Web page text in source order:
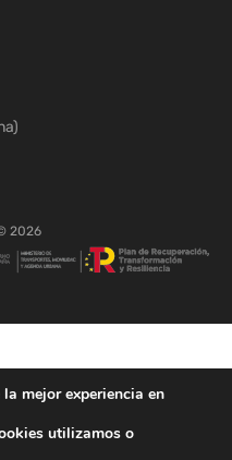
2026
mejor experiencia en
utilizamos o